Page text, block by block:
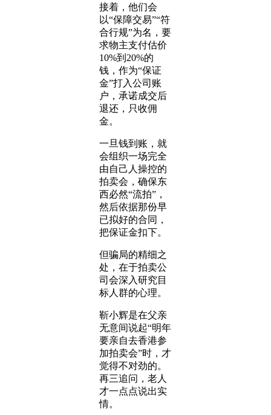
接着，他们会
以“保障交易”“符
合行规”为名，要
求物主支付估价
10%到20%的
钱，作为“保证
金”打入公司账
户，承诺成交后
退还，只收佣
金。
一旦钱到账，就
会组织一场完全
由自己人操控的
拍卖会，确保东
西必然“流拍”，
然后依据那份早
已拟好的合同，
把保证金扣下。
但骗局的精细之
处，在于拍卖公
司会深入研究目
标人群的心理。
靳小辉是在父亲
无意间说起“明年
要亲自去香港参
加拍卖会”时，才
觉得不对劲的。
再三追问，老人
才一点点说出实
情。